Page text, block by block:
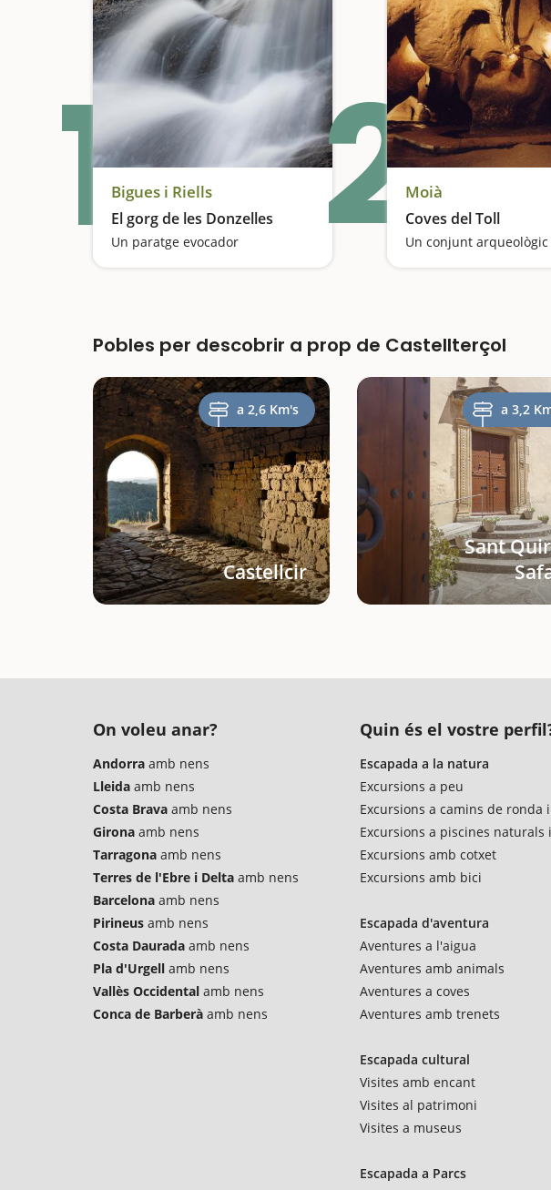
1Bigues i Riells
El gorg de les Donzelles
Un paratge evocador 2Moià
Coves del Toll
Pobles per descobrir a prop de Castellterçol
a 2,6 Km's
Castellcir
a 3,2
Sant
On voleu anar?
Andorra amb nens
Lleida amb nens
Costa Brava amb nens
Girona amb nens
Tarragona amb nens
Terres de l'Ebre i Delta amb nens
Barcelona amb nens
Pirineus amb nens
Costa Daurada amb nens
Pla d'Urgell amb nens
Vallès Occidental amb nens
Conca de Barberà amb nens
Quin és el vostre
Escapada a la natura
Excursions a peu
Excursions a camins de ronda
Excursions a piscines naturals
Excursions amb cotxet
Excursions amb bici
Escapada d'aventura
Aventures a l'aigua
Aventures amb animals
Aventures a coves
Aventures amb trenets
Escapada cultural
Visites amb encant
Visites al patrimoni
Visites a museus
Escapada a Parcs